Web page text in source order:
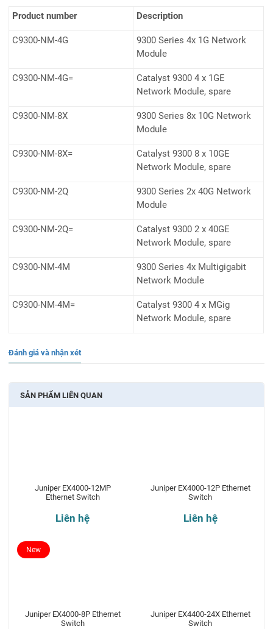
Product number Description
C9300-NM-4G
9300 Series 4x 1G Network
Module
C9300-NM-4G=
Catalyst 9300 4 x 1GE
Network Module, spare
C9300-NM-8X
9300 Series 8x 10G Network
Module
C9300-NM-8X=
Catalyst 9300 8 x 10GE
Network Module, spare
C9300-NM-2Q
9300 Series 2x 40G Network
Module
C9300-NM-2Q=
Catalyst 9300 2 x 40GE
Network Module, spare
C9300-NM-4M
9300 Series 4x Multigigabit
Network Module
C9300-NM-4M=
Catalyst 9300 4 x MGig
Network Module, spare
Đánh giá và nhận xét
SẢN PHẨM LIÊN QUAN
Juniper EX4000-12MP
Ethernet Switch
Liên hệ
Juniper EX4000-12P Ethernet
Switch
Liên hệ
Juniper EX4000-8P Ethernet
Switch
New
Juniper EX4400-24X Ethernet
Switch